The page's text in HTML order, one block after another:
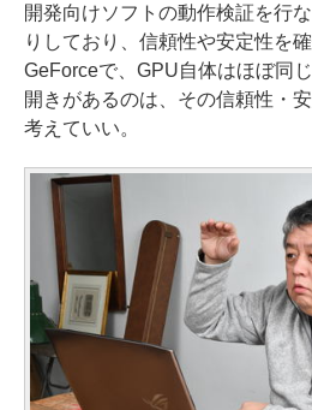
開発向けソフトの動作検証を行
りしており、信頼性や安定性を
GeForceで、GPU自体はほぼ同
開きがあるのは、その信頼性・
考えていい。